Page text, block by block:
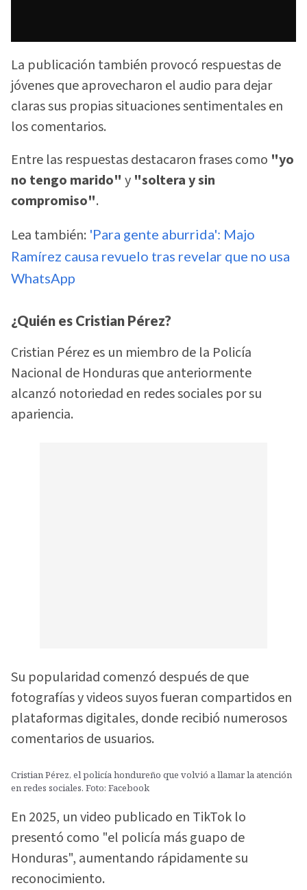
La publicación también provocó respuestas de
jóvenes que aprovecharon el audio para dejar
claras sus propias situaciones sentimentales en
los comentarios.
Entre las respuestas destacaron frases como "yo
no tengo marido" y "soltera y sin
compromiso".
Lea también: 'Para gente aburrida': Majo
Ramírez causa revuelo tras revelar que no usa
WhatsApp
¿Quién es Cristian Pérez?
Cristian Pérez es un miembro de la Policía
Nacional de Honduras que anteriormente
alcanzó notoriedad en redes sociales por su
apariencia.
Su popularidad comenzó después de que
fotografías y videos suyos fueran compartidos en
plataformas digitales, donde recibió numerosos
comentarios de usuarios.
Cristian Pérez, el policía hondureño que volvió a llamar la atención
en redes sociales. Foto: Facebook
En 2025, un video publicado en TikTok lo
presentó como "el policía más guapo de
Honduras", aumentando rápidamente su
reconocimiento.